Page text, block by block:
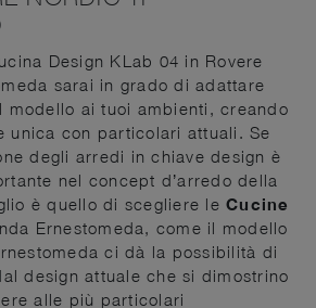
Design KLab 04 in Rovere
sarai in grado di adattare
modello ai tuoi ambienti, creando
unica con particolari attuali. Se
degli arredi in chiave design è
nel concept d’arredo della
è quello di scegliere le Cucine
Ernestomeda, come il modello
ci dà la possibilità di
design attuale che si dimostrino
alle più particolari